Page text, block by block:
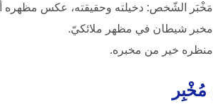
مَخْبَر الشّخص: دخيلته وحقيقته، عكس مظهره
مخبر شيطان في مظهر ملائكيّ.
منظره خير من مخبره.
مُخْبِر